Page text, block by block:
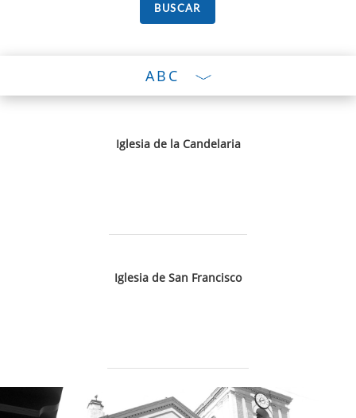
ABC
Iglesia de la Candelaria
Iglesia de San Francisco